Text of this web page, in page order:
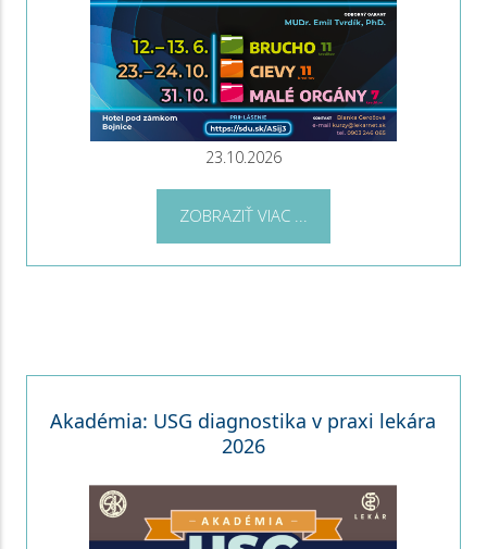
23.10.2026
ZOBRAZIŤ VIAC ...
Akadémia: USG diagnostika v praxi lekára
2026